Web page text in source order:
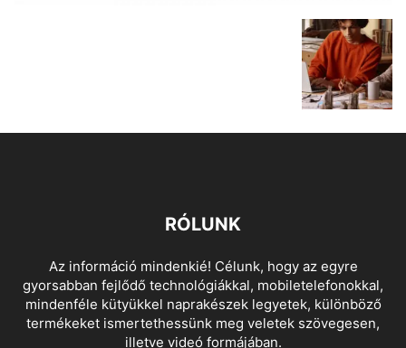
RÓLUNK
Az információ mindenkié! Célunk, hogy az egyre
gyorsabban fejlődő technológiákkal, mobiletelefonokkal,
mindenféle kütyükkel naprakészek legyetek, különböző
termékeket ismertethessünk meg veletek szövegesen,
illetve videó formájában.